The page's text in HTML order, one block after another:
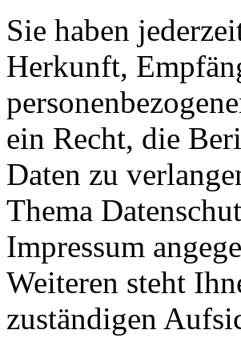
Sie haben
Herkunft,
ein Recht, die
Daten zu
Thema
Impressum
Weiteren steht
zuständigen